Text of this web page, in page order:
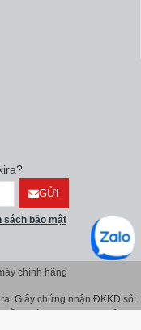
GỬI
sách bảo mật
chính hãng
Giấy chứng nhận ĐKKD số: